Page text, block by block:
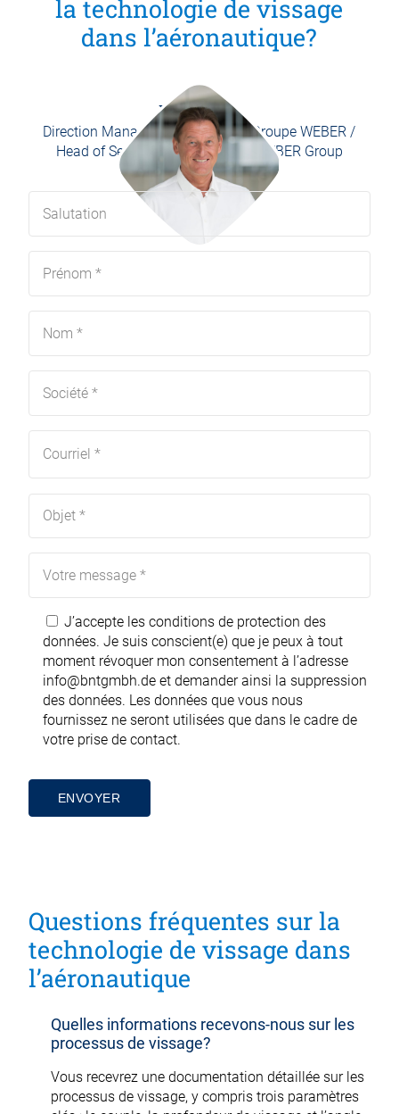
la technologie de vissage
dans l’aéronautique?
Ralf Plank
Direction Management Branches Groupe WEBER /
Head of Segment Management WEBER Group
J’accepte les conditions de protection des
données. Je suis conscient(e) que je peux à tout
moment révoquer mon consentement à l’adresse
info@bntgmbh.deet demander ainsi la suppression
des données. Les données que vous nous
fournissez ne seront utilisées que dans le cadre de
votre prise de contact.
Questions fréquentes sur la
technologie de vissage dans
l’aéronautique
Quelles informations recevons-nous sur les
processus de vissage?
Vous recevrez une documentation détaillée sur les
processus de vissage, y compris trois paramètres